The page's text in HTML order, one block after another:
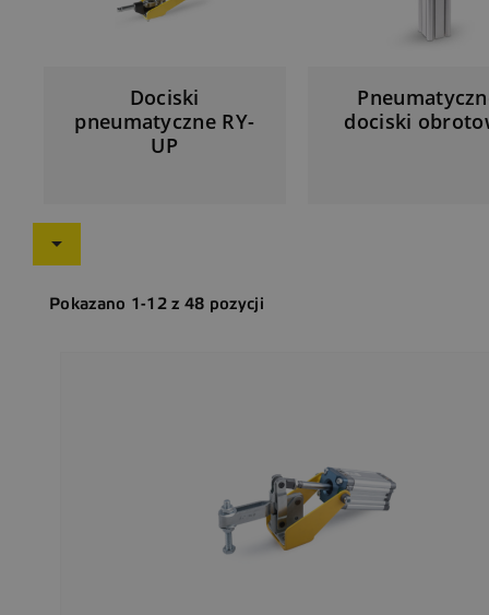
Dociski
pneumatyczne RY-
UP
dociski

Pokazano 1-12 z 48 pozycji